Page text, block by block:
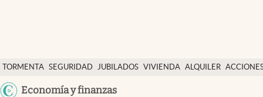
TORMENTA SEGURIDAD JUBILADOS VIVIENDA ALQUILER
Economía y finanzas
Economía y finanzas
Política